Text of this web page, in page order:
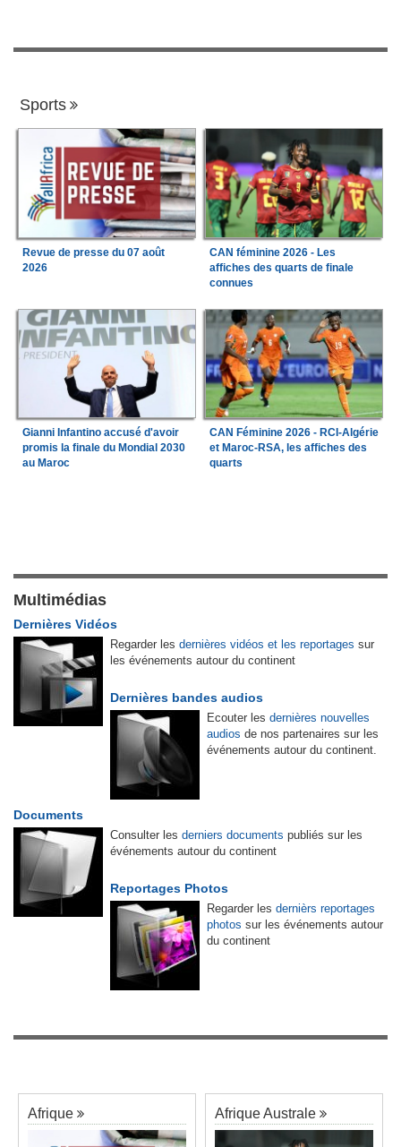
Sports
Revue de presse du 07 août
2026
CAN féminine 2026 - Les
affiches des quarts de finale
connues
Gianni Infantino accusé d'avoir
promis la finale du Mondial 2030
au Maroc
CAN Féminine 2026 - RCI-Algérie
et Maroc-RSA, les affiches des
quarts
Multimédias
Dernières Vidéos
Regarder les dernières vidéos et les reportages sur
les événements autour du continent
Dernières bandes audios
Ecouter les dernières nouvelles
audios de nos partenaires sur les
événements autour du continent.
Documents
Consulter les derniers documents publiés sur les
événements autour du continent
Reportages Photos
Regarder les dernièrs reportages
photos sur les événements autour
du continent
Afrique Afrique Australe